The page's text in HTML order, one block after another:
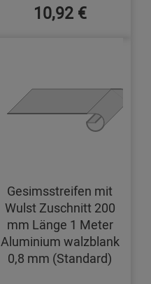
10,92 €
Gesimsstreifen mit
Wulst Zuschnitt 200
mm Länge 1 Meter
Aluminium walzblank
0,8 mm (Standard)